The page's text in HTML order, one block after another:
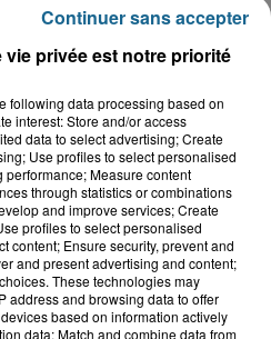
gravement brûlé
jouet...
vie privée est notre priorité
following data processing based on
interest: Store and/or access
data to select advertising; Create
Use profiles to select personalised
Measure content
through statistics or combinations
and improve services; Create
profiles to select personalised
content; Ensure security, prevent and
and present advertising and content;
These technologies may
address and browsing data to offer
based on information actively
data; Match and combine data from
Continuer sans accepter